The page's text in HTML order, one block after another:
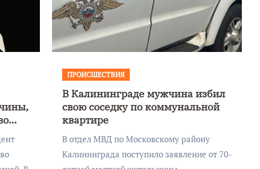
ПРОИСШЕСТВИЯ
В Калининграде мужчина избил
свою соседку по коммунальной
квартире
В отдел МВД по Московскому району
Калининграда поступило заявление от 70-